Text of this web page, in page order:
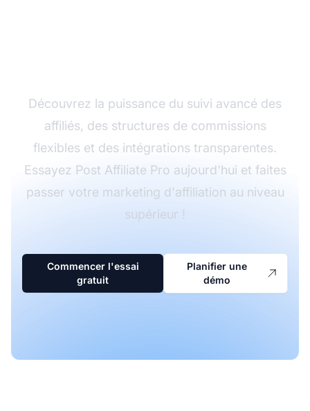
Découvrez la puissance du suivi avancé des
affiliés, des structures de commissions
flexibles et des intégrations transparentes.
Essayez Post Affiliate Pro aujourd'hui et faites
passer votre marketing d'affiliation au niveau
supérieur !
Commencer l'essai
gratuit
Planifier une
démo